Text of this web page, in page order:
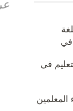
في
المعلمين